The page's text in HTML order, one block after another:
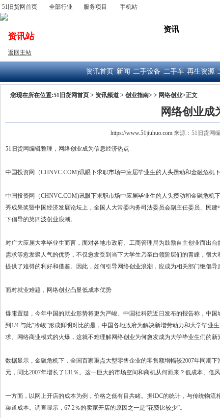
51旧货网首页 全部行业 服务项目 手机站
资讯站
返回主站
资讯
资讯首页| 新闻| 二手设备| 二手车| 再生资源|
您现在所在位置:51旧货网首页 > 资讯频道 > 创业指南> > 网络创业>正文
网络创业成
https://www.51jiuhuo.com来源：51旧货网
51旧货网编辑整理，网络创业成为信息经济热点
中国投资网（CHNVC.COM)讯眼下求职市场中应届毕业生的人头攒动和金融危机
中国投资网（CHNVC.COM)讯眼下求职市场中应届毕业生的人头攒动和金融危
秀成果奖暨中国经济发展论坛上，全国人大常委内务司法委员会副主任委员、民
下倡导的第四波创业浪潮。
对广大应届大学毕业生而言，面对各地市政府、工商管理局为鼓励自主创业而出
需求等愈发聚人气的优势，不仅愈发受到当下大学生乃至白领阶层们的青睐，很
提供了难得的利好和借鉴。因此，如何引导网络创业浪潮，应成为相关部门继倡导
面对就业难题，网络创业凸显低成本优势
毋庸置疑，今年中国的就业形势将更为严峻。中国社科院近日发布的报告称，中
到1/4.与此“冷峻”形成鲜明对比的是，中国各地政府为解决新增劳动力和大学毕
求、网络商业模式的火爆，这就不难理解网络创业为何愈发成为大学毕业生们的新
数据显示，金融危机下，全国百家重点大型零售企业的零售额增幅较2007年同期
元，同比2007年增长了131％。这一巨大的市场空间和商机从何而来？低成本、低
一方面，以网上开店的成本为例，价格之低有目共睹。据IDC的统计，与传统物
渠道成本。调查显示，67.2％的卖家开店的原因之一是“花费比较少”。